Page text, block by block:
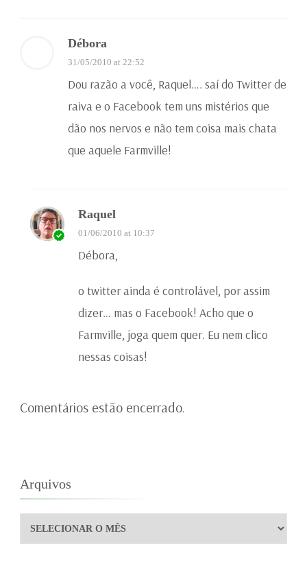
Débora
31/05/2010 at 22:52
Dou razão a você, Raquel…. saí do Twitter de
raiva e o Facebook tem uns mistérios que
dão nos nervos e não tem coisa mais chata
que aquele Farmville!
Raquel
01/06/2010 at 10:37
Débora,
o twitter ainda é controlável, por assim
dizer… mas o Facebook! Acho que o
Farmville, joga quem quer. Eu nem clico
nessas coisas!
Comentários estão encerrado.
Arquivos
Arquivos